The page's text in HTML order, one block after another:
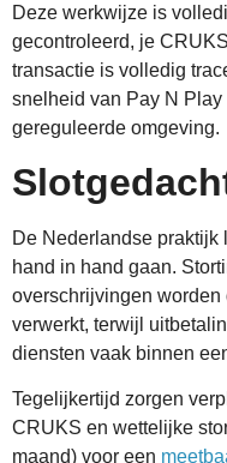
Deze werkwijze is
gecontroleerd, je
transactie is volledig
snelheid van Pay N
gereguleerde omgeving.
De Nederlandse
hand in hand gaan.
overschrijvingen
verwerkt, terwijl
diensten vaak binnen
Tegelijkertijd zorgen
CRUKS en wettelijke
maand) voor een